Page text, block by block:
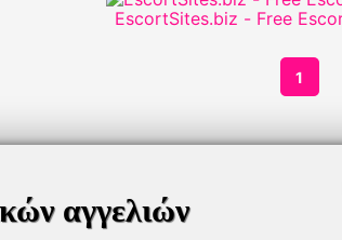
EscortSites.biz - Free
1
αγγελιών